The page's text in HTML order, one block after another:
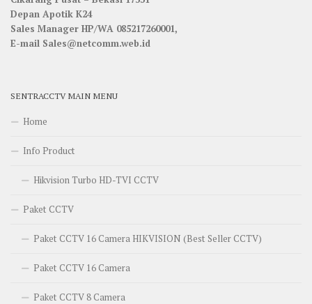
Depan Apotik K24
Sales Manager HP/WA 085217260001,
E-mail Sales@netcomm.web.id
SENTRACCTV MAIN MENU
Home
Info Product
Hikvision Turbo HD-TVI CCTV
Paket CCTV
Paket CCTV 16 Camera HIKVISION (Best Seller CCTV)
Paket CCTV 16 Camera
Paket CCTV 8 Camera